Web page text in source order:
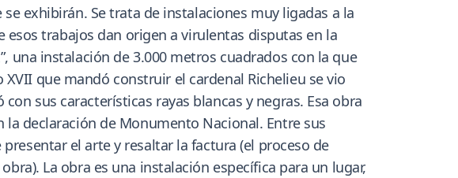
exhibirán. Se trata de instalaciones muy ligadas a la
esos trabajos dan origen a virulentas disputas en la
una instalación de 3.000 metros cuadrados con la que
que mandó construir el cardenal Richelieu se vio
sus características rayas blancas y negras. Esa obra
declaración de Monumento Nacional. Entre sus
el arte y resaltar la factura (el proceso de
La obra es una instalación específica para un lugar,